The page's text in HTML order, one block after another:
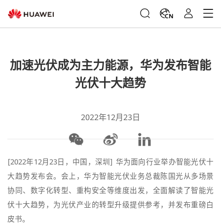
CN
加速光伏成为主力能源，华为发布智能
光伏十大趋势
2022年12月23日
[2022年12月23日，中国，深圳] 华为面向行业举办智能光伏十
大趋势发布会。会上，华为智能光伏业务总裁陈国光从多场景
协同、数字化转型、重构安全等维度出发，全面解读了智能光
伏十大趋势，为光伏产业的转型升级提供参考，并发布重磅白
皮书。